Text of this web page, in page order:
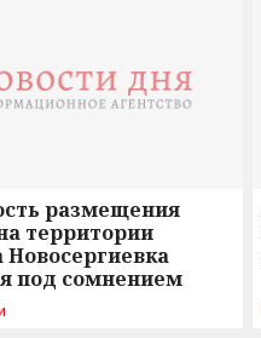
размещения
территории
Новосергиевка
под сомнением